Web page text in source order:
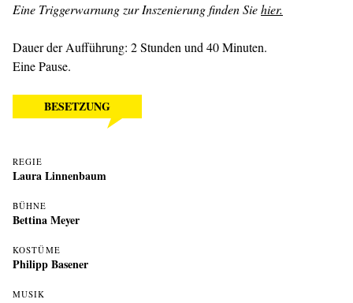
BESETZUNG
REGIE
Laura Linnenbaum
BÜHNE
Bettina Meyer
KOSTÜME
Philipp Basener
MUSIK
Eine Triggerwarnung zur Inszenierung finden Siehier.
Dauer der Aufführung: 2 Stunden und 40 Minuten.
Eine Pause.